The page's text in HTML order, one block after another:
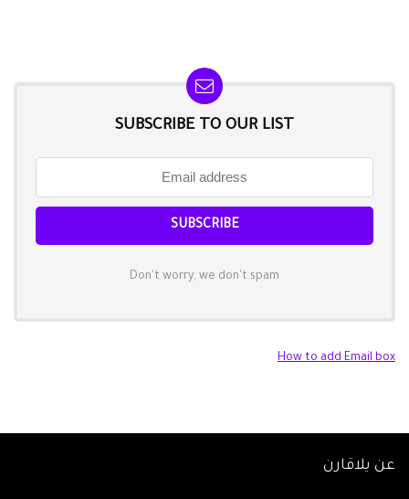
SUBSCRIBE TO OUR LIST
Don't worry, we don't spam
How to add Email box
عن يلاقارن